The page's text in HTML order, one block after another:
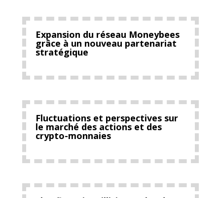
Expansion du réseau Moneybees
grâce à un nouveau partenariat
stratégique
Fluctuations et perspectives sur
le marché des actions et des
crypto-monnaies